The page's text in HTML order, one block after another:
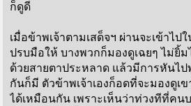
ก็ดูดี
เมื่อข้าพเจ้าตามเสด็จฯ ผ่านจะเข้าไ
ปรบมือให้ บางพวกก็มองดูเฉยๆ ไม่ยิ้
ด้วยสายตาประหลาด แล้วมีการหันไ
กันก็มี ตัวข้าพเจ้าเองก็อดที่จะมองดูเ
ได้เหมือนกัน เพราะเห็นว่าท่วงทีที่ค